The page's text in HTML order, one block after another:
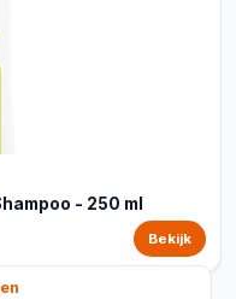
- 250 ml
Bekijk